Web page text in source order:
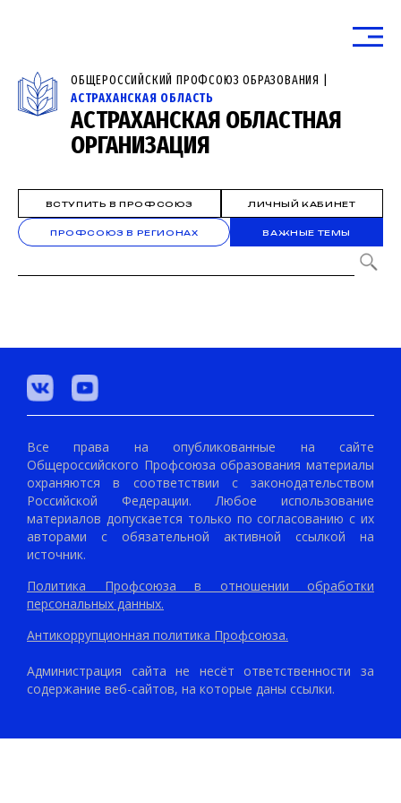
ОБЩЕРОССИЙСКИЙ ПРОФСОЮЗ ОБРАЗОВАНИЯ |
АСТРАХАНСКАЯ ОБЛАСТЬ
АСТРАХАНСКАЯ ОБЛАСТНАЯ
ОРГАНИЗАЦИЯ
ВСТУПИТЬ В ПРОФСОЮЗ ЛИЧНЫЙ КАБИНЕТ
ПРОФСОЮЗ В РЕГИОНАХ ВАЖНЫЕ ТЕМЫ
Все права на опубликованные на сайте
Общероссийского Профсоюза образования материалы
охраняются в соответствии с законодательством
Российской Федерации. Любое использование
материалов допускается только по согласованию с их
авторами с обязательной активной ссылкой на
источник.
Политика Профсоюза в отношении обработки
персональных данных.
Антикоррупционная политика Профсоюза.
Администрация сайта не несёт ответственности за
содержание веб-сайтов, на которые даны ссылки.